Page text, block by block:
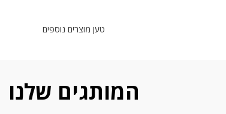
טען מוצרים נוספים
המותגים שלנו